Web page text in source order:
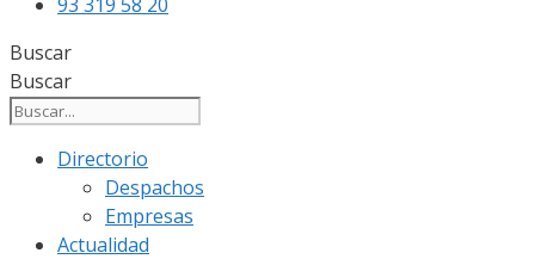
Buscar
Buscar
Directorio
Despachos
Empresas
Actualidad